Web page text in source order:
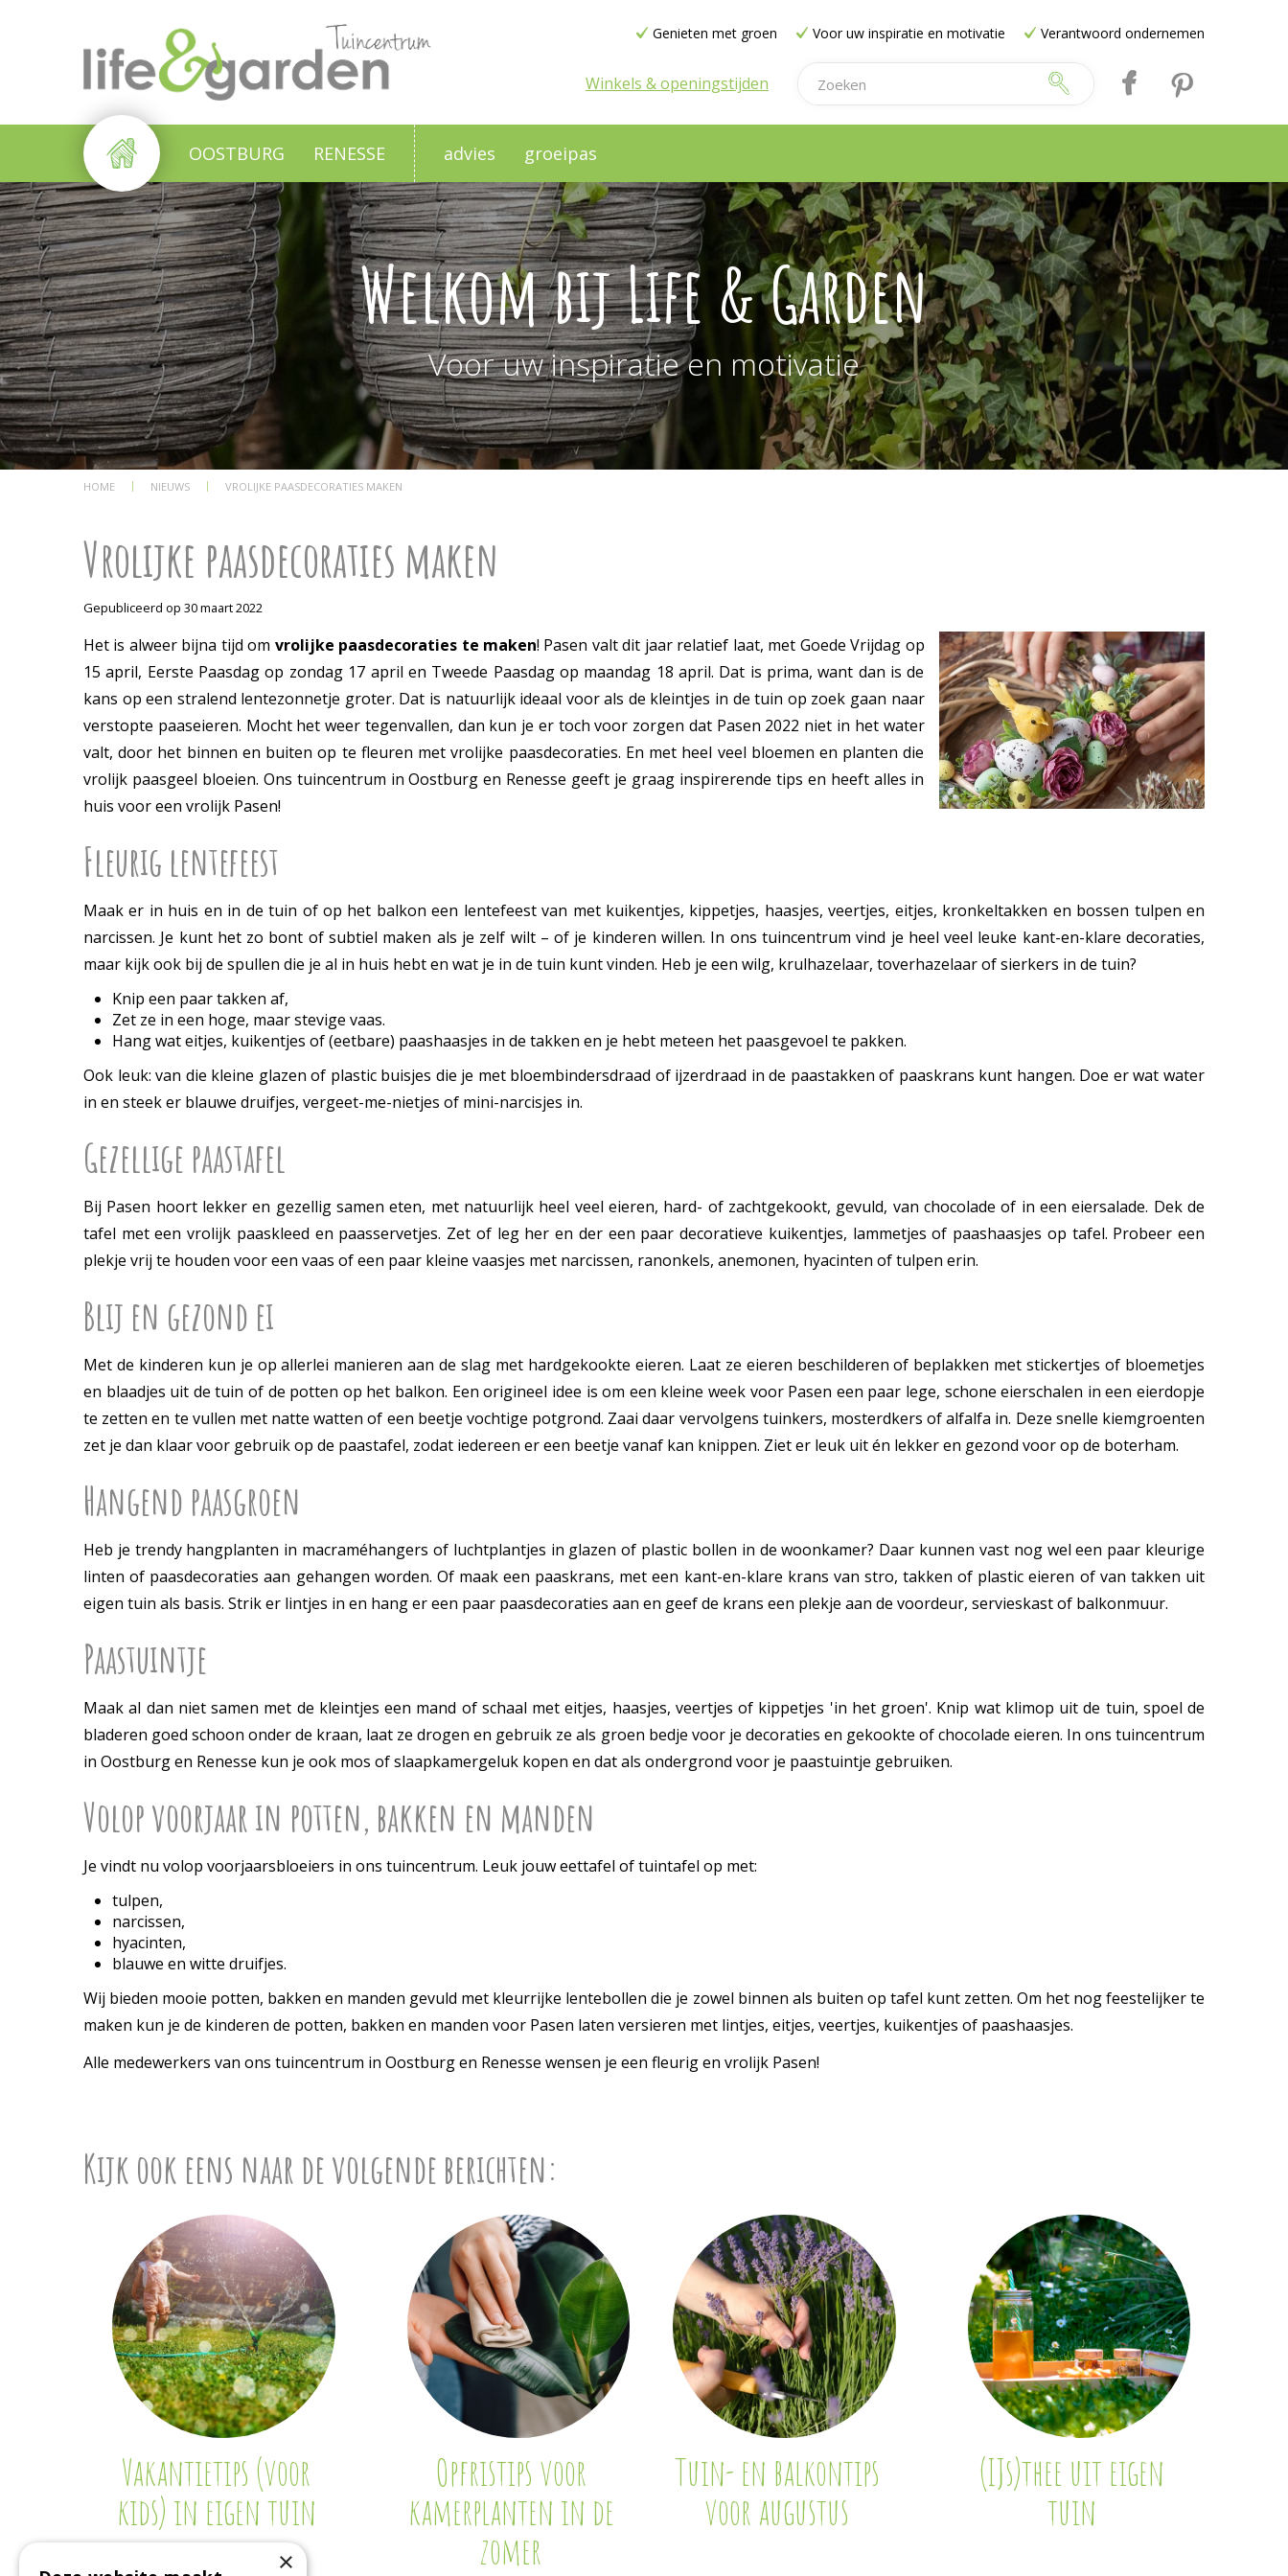
Welkom bij Life & Garden
Voor uw inspiratie en motivatie
HOME NIEUWS VROLIJKE PAASDECORATIES MAKEN
Genieten met groen Voor uw inspiratie en motivatie Verantwoord ondernemen
Winkels & openingstijden
OOSTBURG RENESSE advies groeipas
Vrolijke paasdecoraties maken
Gepubliceerd op 30 maart 2022
Het is alweer bijna tijd om vrolijke paasdecoraties te maken! Pasen valt dit jaar relatief laat, met Goede Vrijdag op
15 april, Eerste Paasdag op zondag 17 april en Tweede Paasdag op maandag 18 april. Dat is prima, want dan is de
kans op een stralend lentezonnetje groter. Dat is natuurlijk ideaal voor als de kleintjes in de tuin op zoek gaan naar
verstopte paaseieren. Mocht het weer tegenvallen, dan kun je er toch voor zorgen dat Pasen 2022 niet in het water
valt, door het binnen en buiten op te fleuren met vrolijke paasdecoraties. En met heel veel bloemen en planten die
vrolijk paasgeel bloeien. Ons tuincentrum in Oostburg en Renesse geeft je graag inspirerende tips en heeft alles in
huis voor een vrolijk Pasen!
Fleurig lentefeest
Maak er in huis en in de tuin of op het balkon een lentefeest van met kuikentjes, kippetjes, haasjes, veertjes, eitjes, kronkeltakken en bossen tulpen en
narcissen. Je kunt het zo bont of subtiel maken als je zelf wilt – of je kinderen willen. In ons tuincentrum vind je heel veel leuke kant-en-klare decoraties,
maar kijk ook bij de spullen die je al in huis hebt en wat je in de tuin kunt vinden. Heb je een wilg, krulhazelaar, toverhazelaar of sierkers in de tuin?
Knip een paar takken af,
Zet ze in een hoge, maar stevige vaas.
Hang wat eitjes, kuikentjes of (eetbare) paashaasjes in de takken en je hebt meteen het paasgevoel te pakken.
Ook leuk: van die kleine glazen of plastic buisjes die je met bloembindersdraad of ijzerdraad in de paastakken of paaskrans kunt hangen. Doe er wat water
in en steek er blauwe druifjes, vergeet-me-nietjes of mini-narcisjes in.
Gezellige paastafel
Bij Pasen hoort lekker en gezellig samen eten, met natuurlijk heel veel eieren, hard- of zachtgekookt, gevuld, van chocolade of in een eiersalade. Dek de
tafel met een vrolijk paaskleed en paasservetjes. Zet of leg her en der een paar decoratieve kuikentjes, lammetjes of paashaasjes op tafel. Probeer een
plekje vrij te houden voor een vaas of een paar kleine vaasjes met narcissen, ranonkels, anemonen, hyacinten of tulpen erin.
Blij en gezond ei
Met de kinderen kun je op allerlei manieren aan de slag met hardgekookte eieren. Laat ze eieren beschilderen of beplakken met stickertjes of bloemetjes
en blaadjes uit de tuin of de potten op het balkon. Een origineel idee is om een kleine week voor Pasen een paar lege, schone eierschalen in een eierdopje
te zetten en te vullen met natte watten of een beetje vochtige potgrond. Zaai daar vervolgens tuinkers, mosterdkers of alfalfa in. Deze snelle kiemgroenten
zet je dan klaar voor gebruik op de paastafel, zodat iedereen er een beetje vanaf kan knippen. Ziet er leuk uit én lekker en gezond voor op de boterham.
Hangend paasgroen
Heb je trendy hangplanten in macraméhangers of luchtplantjes in glazen of plastic bollen in de woonkamer? Daar kunnen vast nog wel een paar kleurige
linten of paasdecoraties aan gehangen worden. Of maak een paaskrans, met een kant-en-klare krans van stro, takken of plastic eieren of van takken uit
eigen tuin als basis. Strik er lintjes in en hang er een paar paasdecoraties aan en geef de krans een plekje aan de voordeur, servieskast of balkonmuur.
Paastuintje
Maak al dan niet samen met de kleintjes een mand of schaal met eitjes, haasjes, veertjes of kippetjes 'in het groen'. Knip wat klimop uit de tuin, spoel de
bladeren goed schoon onder de kraan, laat ze drogen en gebruik ze als groen bedje voor je decoraties en gekookte of chocolade eieren. In ons tuincentrum
in Oostburg en Renesse kun je ook mos of slaapkamergeluk kopen en dat als ondergrond voor je paastuintje gebruiken.
Volop voorjaar in potten, bakken en manden
Je vindt nu volop voorjaarsbloeiers in ons tuincentrum. Leuk jouw eettafel of tuintafel op met:
tulpen,
narcissen,
hyacinten,
blauwe en witte druifjes.
Wij bieden mooie potten, bakken en manden gevuld met kleurrijke lentebollen die je zowel binnen als buiten op tafel kunt zetten. Om het nog feestelijker te
maken kun je de kinderen de potten, bakken en manden voor Pasen laten versieren met lintjes, eitjes, veertjes, kuikentjes of paashaasjes.
Alle medewerkers van ons tuincentrum in Oostburg en Renesse wensen je een fleurig en vrolijk Pasen!
Kijk ook eens naar de volgende berichten:
Vakantietips (voor
kids) in eigen tuin
Opfristips voor
kamerplanten in de
zomer
Tuin- en balkontips
voor augustus
(IJs)thee uit eigen
tuin
×